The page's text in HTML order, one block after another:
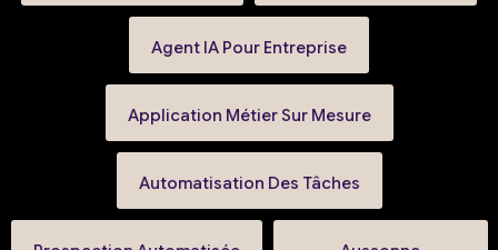
Agent IA Pour Entreprise
Application Métier Sur Mesure
Automatisation Des Tâches